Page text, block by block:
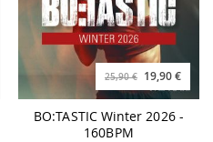
25,90 € 19,90 €
BO:TASTIC Winter 2026 -
160BPM